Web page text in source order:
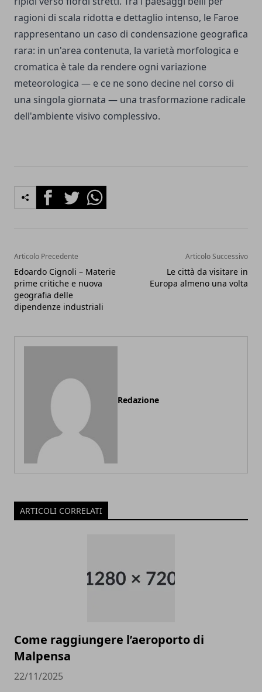
ragioni di scala ridotta e dettaglio intenso, le Faroe
rappresentano un caso di condensazione geografica
rara: in un'area contenuta, la varietà morfologica e
cromatica è tale da rendere ogni variazione
meteorologica — e ce ne sono decine nel corso di
una singola giornata — una trasformazione radicale
dell'ambiente visivo complessivo.
FacebookTwitterWhatsapp
Articolo Precedente
Edoardo Cignoli – Materie
prime critiche e nuova
geografia delle
dipendenze industriali
Articolo Successivo
Le città da visitare in
Europa almeno una volta
Redazione
ARTICOLI CORRELATI
Come raggiungere l’aeroporto di
Malpensa
22/11/2025